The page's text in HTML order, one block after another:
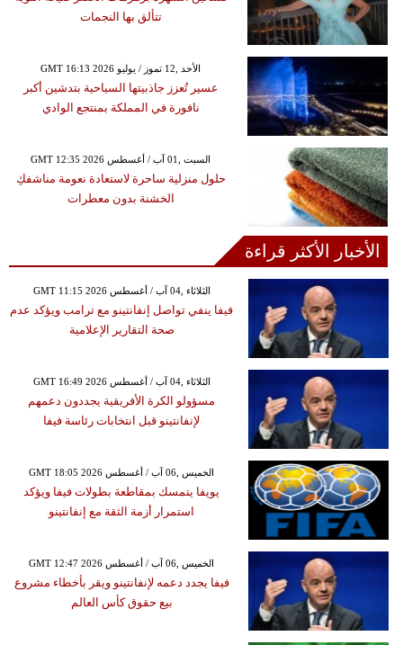
تتألق بها النجمات
GMT 16:13 2026 الأحد ,12 تموز / يوليو
عسير تُعزز جاذبيتها السياحية بتدشين أكبر
نافورة في المملكة بمنتجع الوادي
GMT 12:35 2026 السبت ,01 آب / أغسطس
حلول منزلية ساحرة لاستعادة نعومة مناشفكِ
الخشنة بدون معطرات
الأخبار الأكثر قراءة
GMT 11:15 2026 الثلاثاء ,04 آب / أغسطس
فيفا ينفي تواصل إنفانتينو مع ترامب ويؤكد عدم
صحة التقارير الإعلامية
GMT 16:49 2026 الثلاثاء ,04 آب / أغسطس
مسؤولو الكرة الأفريقية يجددون دعمهم
لإنفانتينو قبل انتخابات رئاسة فيفا
GMT 18:05 2026 الخميس ,06 آب / أغسطس
يويفا يتمسك بمقاطعة بطولات فيفا ويؤكد
استمرار أزمة الثقة مع إنفانتينو
GMT 12:47 2026 الخميس ,06 آب / أغسطس
فيفا يجدد دعمه لإنفانتينو ويقر بأخطاء مشروع
بيع حقوق كأس العالم